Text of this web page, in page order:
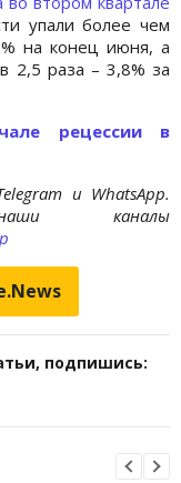
упали более чем
на конец июня, а
2,5 раза – 3,8% за
рецессии в
и WhatsApp.
каналы
подпишись: